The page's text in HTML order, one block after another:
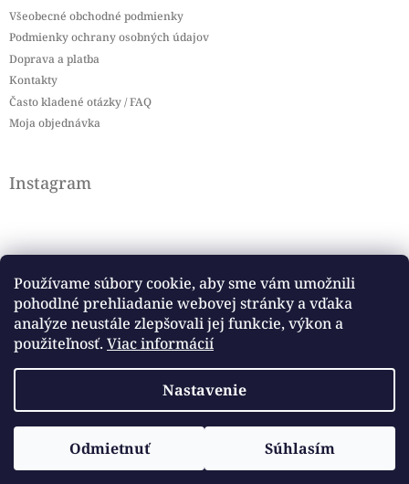
Používame súbory cookie, aby sme vám umožnili
pohodlné prehliadanie webovej stránky a vďaka
analýze neustále zlepšovali jej funkcie, výkon a
použiteľnosť. Viac informácií
Nastavenie
Odmietnuť Súhlasím
Všeobecné obchodné podmienky
Podmienky ochrany osobných údajov
Doprava a platba
Kontakty
Často kladené otázky / FAQ
Moja objednávka
Instagram
Sledovať na Instagrame
Facebook
Vytvoril ShoptetCopyright 2026
. Všetky práva vyhradené.
Upraviť nastavenie cookies